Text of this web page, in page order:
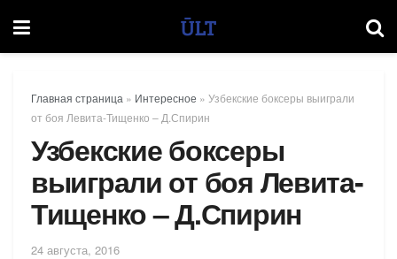
Главная страница » Интересное » Узбекские боксеры выиграли
от боя Левита-Тищенко – Д.Спирин
Узбекские боксеры
выиграли от боя Левита-
Тищенко – Д.Спирин
24 августа, 2016